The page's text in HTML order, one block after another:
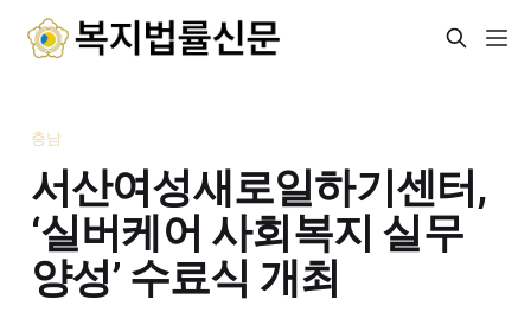
충남
서산여성새로일하기센터,
‘실버케어 사회복지 실무
양성’ 수료식 개최